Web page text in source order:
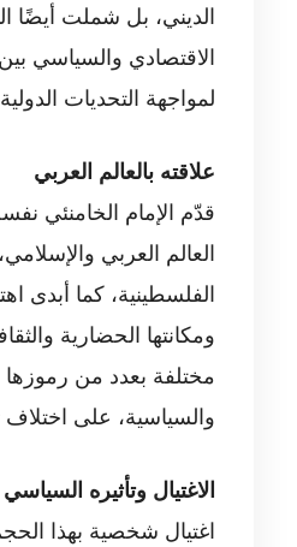
الديني، بل شملت أيضًا
الاقتصادي والسياسي
لمواجهة التحديات
علاقته بالعالم العربي
قدّم الإمام الخامنئي
العالم العربي
الفلسطينية، كما أبدى
ومكانتها الحضارية
مختلفة بعدد من رموزها
والسياسية، على اختلاف
الاغتيال وتأثيره السياسي
اغتيال شخصية بهذا